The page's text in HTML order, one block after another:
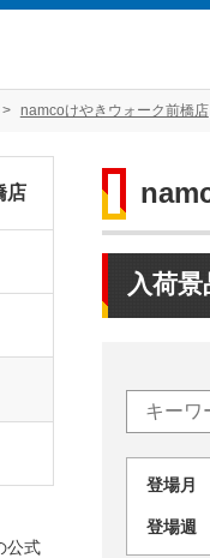
namcoけやきウォーク前橋店
入荷
登場月
登場週
店
公式